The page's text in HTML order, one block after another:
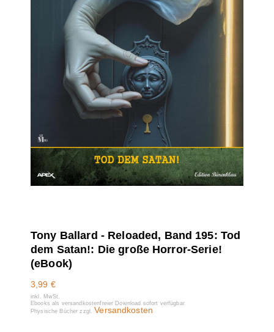
Tony Ballard - Reloaded, Band 195: Tod
dem Satan!: Die große Horror-Serie!
(eBook)
3,99 €
inkl. MwSt.
Ebooks als versandkostenfreier Download sofort verfügbar
Physische Bücher zzgl. Versandkosten